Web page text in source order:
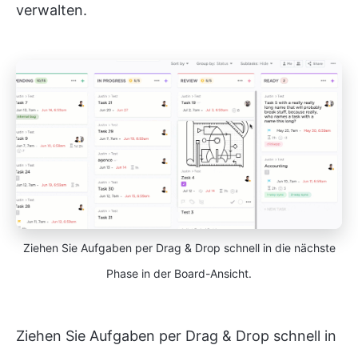
verwalten.
Ziehen Sie Aufgaben per Drag & Drop schnell in die nächste
Phase in der Board-Ansicht.
Ziehen Sie Aufgaben per Drag & Drop schnell in